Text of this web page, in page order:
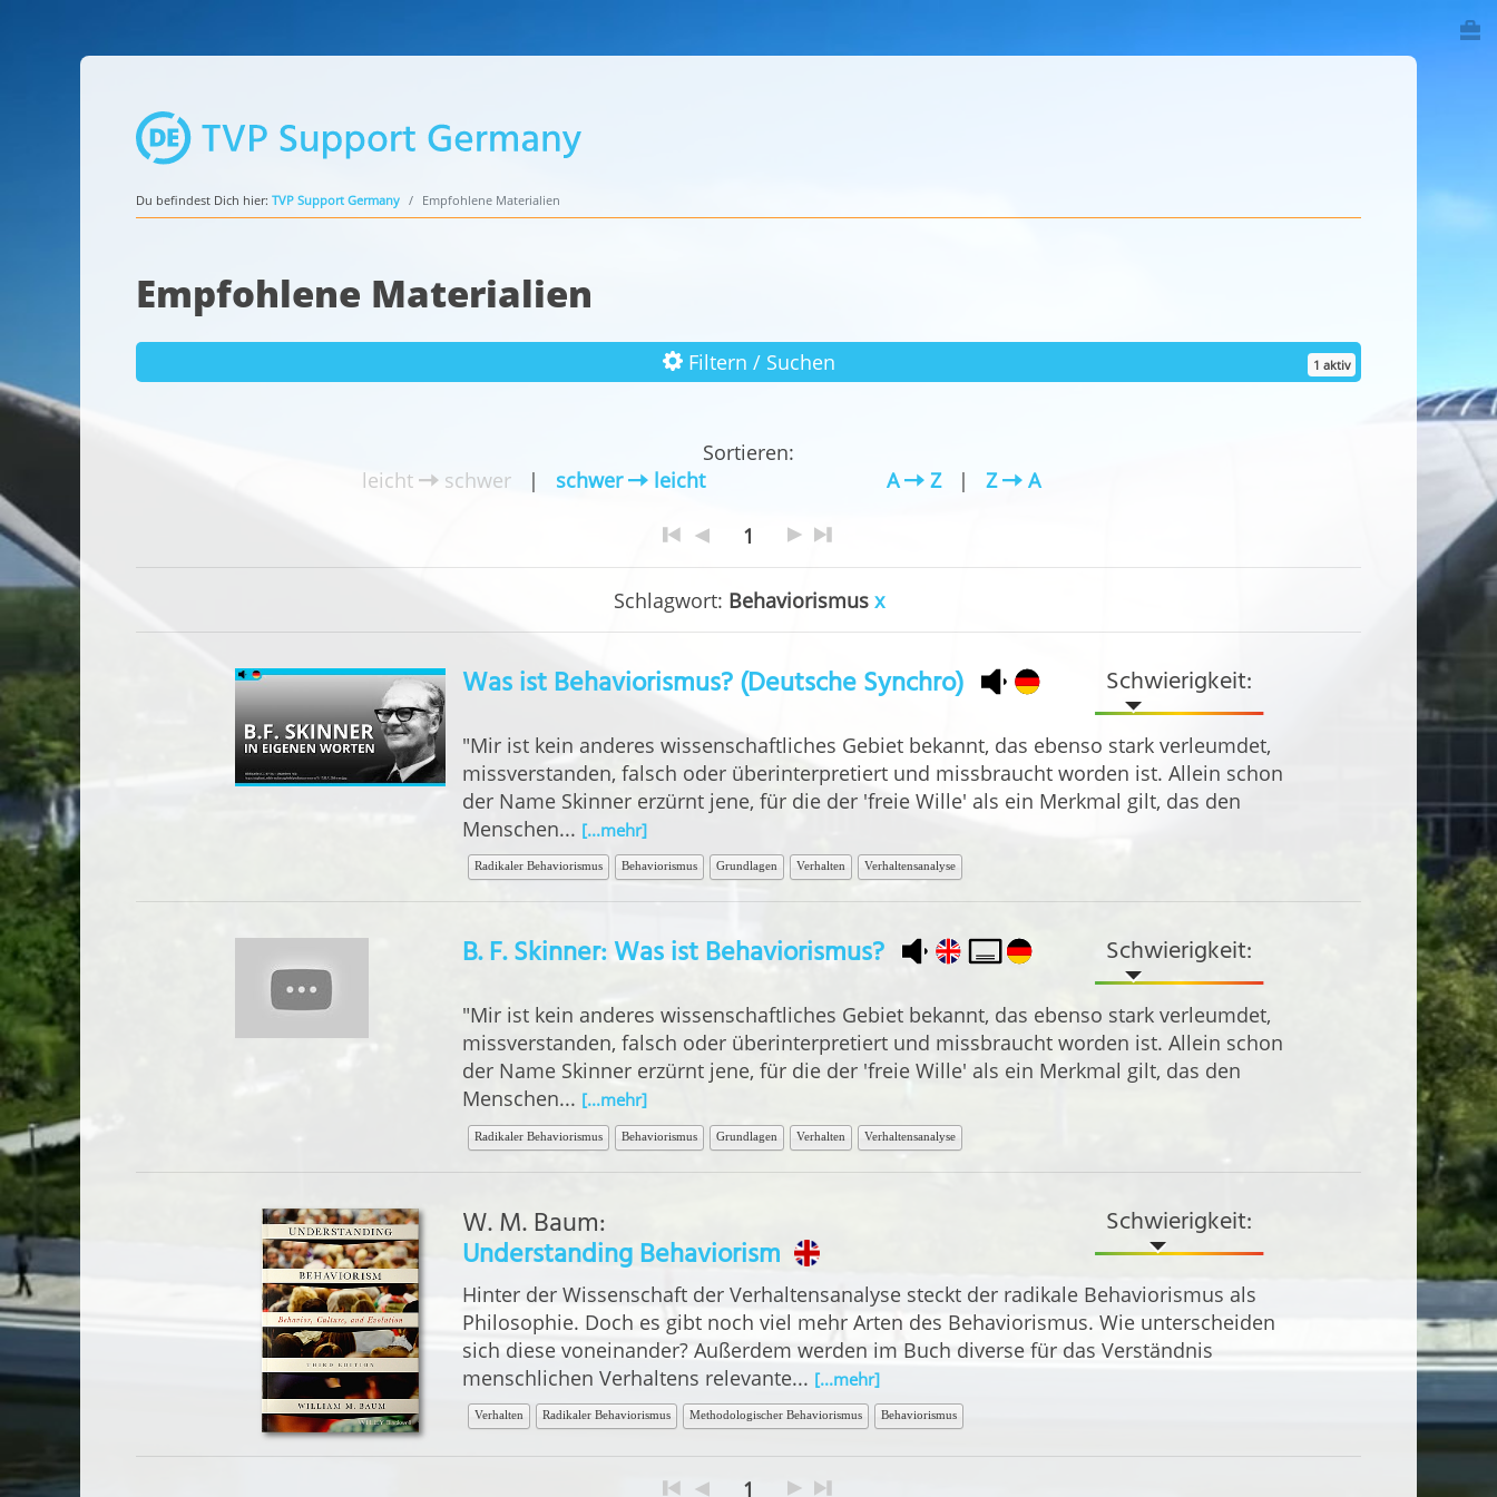
Du befindest Dich hier: TVP Support Germany Empfohlene Materialien
Empfohlene Materialien
Filtern / Suchen 1 aktiv
Sortieren:
leicht
schwer | schwer leicht A Z | Z
A
1
Schlagwort: Behaviorismus x
Was ist Behaviorismus? (Deutsche Synchro) Schwierigkeit:
"Mir ist kein anderes wissenschaftliches Gebiet bekannt, das ebenso stark verleumdet,
missverstanden, falsch oder überinterpretiert und missbraucht worden ist. Allein schon
der Name Skinner erzürnt jene, für die der 'freie Wille' als ein Merkmal gilt, das den
Menschen... [...mehr]
Radikaler Behaviorismus Behaviorismus Grundlagen Verhalten Verhaltensanalyse
B. F. Skinner: Was ist Behaviorismus? Schwierigkeit:
"Mir ist kein anderes wissenschaftliches Gebiet bekannt, das ebenso stark verleumdet,
missverstanden, falsch oder überinterpretiert und missbraucht worden ist. Allein schon
der Name Skinner erzürnt jene, für die der 'freie Wille' als ein Merkmal gilt, das den
Menschen... [...mehr]
Radikaler Behaviorismus Behaviorismus Grundlagen Verhalten Verhaltensanalyse
W. M. Baum:
Understanding Behaviorism
Schwierigkeit:
Hinter der Wissenschaft der Verhaltensanalyse steckt der radikale Behaviorismus als
Philosophie. Doch es gibt noch viel mehr Arten des Behaviorismus. Wie unterscheiden
sich diese voneinander? Außerdem werden im Buch diverse für das Verständnis
menschlichen Verhaltens relevante... [...mehr]
Verhalten Radikaler Behaviorismus Methodologischer Behaviorismus Behaviorismus
1